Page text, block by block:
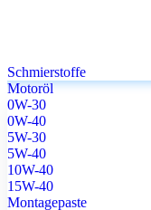
Schmierstoffe
Motoröl
0W-30
0W-40
5W-30
5W-40
10W-40
15W-40
Montagepaste